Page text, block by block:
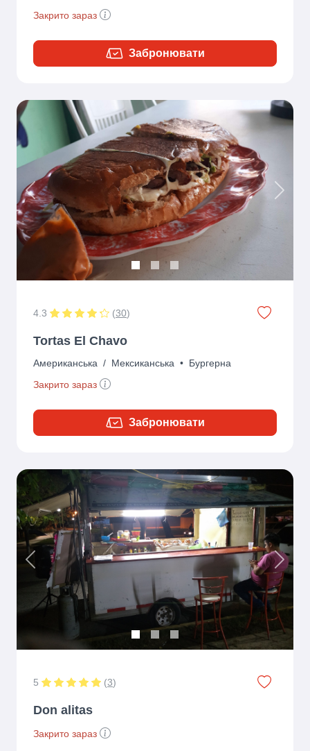
Закрито зараз
Забронювати
Previous Next
4.3 (30)
Tortas El Chavo
Американська / Мексиканська • Бургерна
Закрито зараз
Забронювати
Previous Next
5 (3)
Don alitas
Закрито зараз